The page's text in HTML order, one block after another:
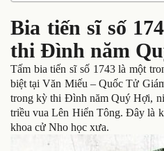
Bia tiến sĩ số
thi Đình năm
Tấm bia tiến sĩ số 1743 là một
biệt tại Văn Miếu – Quốc Tử
trong kỳ thi Đình năm Quý Hợi,
triều vua Lên Hiển Tông. Đây là
khoa cử Nho học xưa.